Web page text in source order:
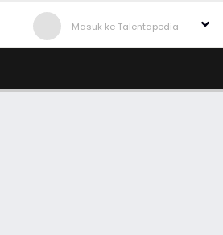
Masuk ke Talentapedia